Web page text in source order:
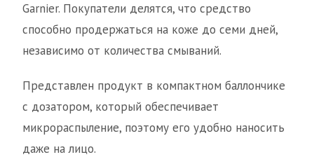
Garnier. Покупатели делятся, что средство
способно продержаться на коже до семи дней,
независимо от количества смываний.
Представлен продукт в компактном баллончике
с дозатором, который обеспечивает
микрораспыление, поэтому его удобно наносить
даже на лицо.